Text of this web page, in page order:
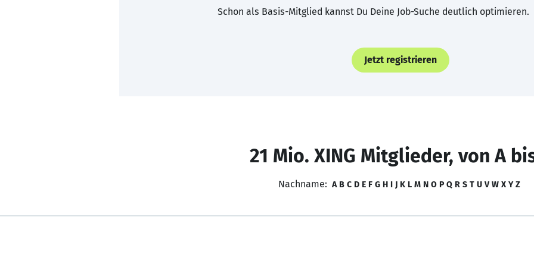
Schon als Basis-Mitglied kannst Du Deine Job-Suche deutlich optimieren.
Jetzt registrieren
21 Mio. XING Mitglieder, von A
Nachname: A B C D E F G H I J K L M N O P Q R S T U V W X Y Z